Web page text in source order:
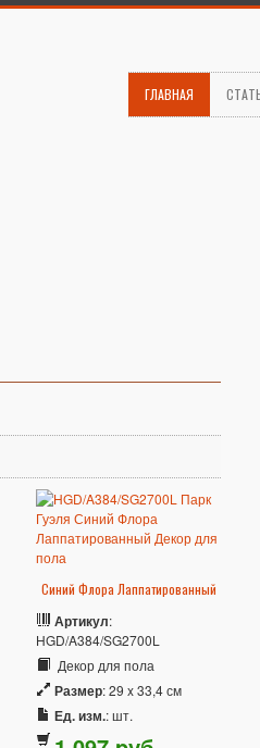
ГЛАВНАЯ
Синий Флора Лаппатированный
Артикул:
HGD/A384/SG2700L
Декор для пола
Размер: 29 x 33,4 см
Ед. изм.: шт.